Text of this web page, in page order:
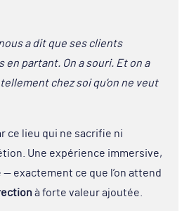
a dit que ses clients
partant. On a souri. Et on a
chez soi qu’on ne veut
ce lieu qui ne sacrifie ni
Une expérience immersive,
exactement ce que l’on attend
à forte valeur ajoutée.